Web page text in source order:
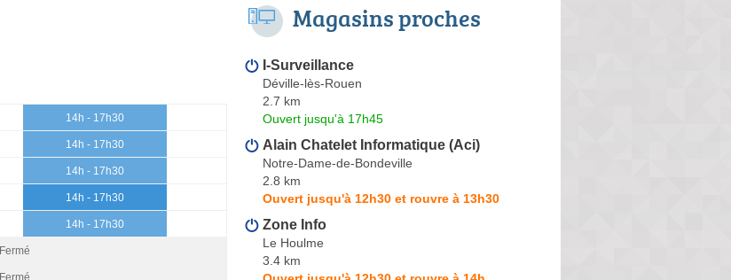
14h - 17h30
14h - 17h30
14h - 17h30
14h - 17h30
14h - 17h30
Fermé
Fermé
Magasins proches
I-Surveillance
Déville-lès-Rouen
2.7 km
Ouvert jusqu'à 17h45
Alain Chatelet Informatique (Aci)
Notre-Dame-de-Bondeville
2.8 km
Ouvert jusqu'à 12h30 et rouvre à 13h30
Zone Info
Le Houlme
3.4 km